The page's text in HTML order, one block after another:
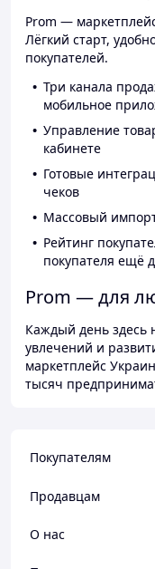
Prom —
Лёгкий старт,
покупателей.
Три канала
мобильное
Управление
кабинете
Готовые
чеков
Массовый
Рейтинг
покупателя ещё
Prom — для
Каждый день здесь
увлечений и
маркетплейс
тысяч
Покупателям
Продавцам
О нас